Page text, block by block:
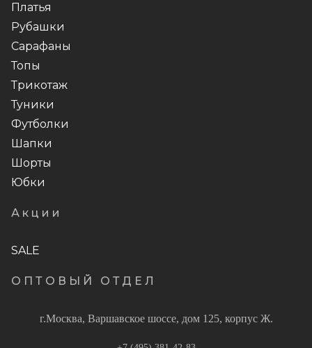
Платья
Рубашки
Сарафаны
Топы
Трикотаж
Туники
Футболки
Шапки
Шорты
Юбки
Акции
SALE
ОПТОВЫЙ ОТДЕЛ
г.Москва, Варшавское шоссе, дом 125, корпус Ж.